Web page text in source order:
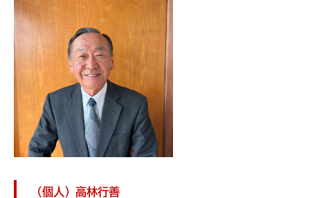
（個人）高林行善